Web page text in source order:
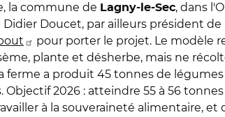
la commune de Lagny-le-Sec, dans
Didier Doucet, par ailleurs président
pour porter le projet. Le modèle
plante et désherbe, mais ne
ferme a produit 45 tonnes de
Objectif 2026 : atteindre 55 à 56
à la souveraineté alimentaire,